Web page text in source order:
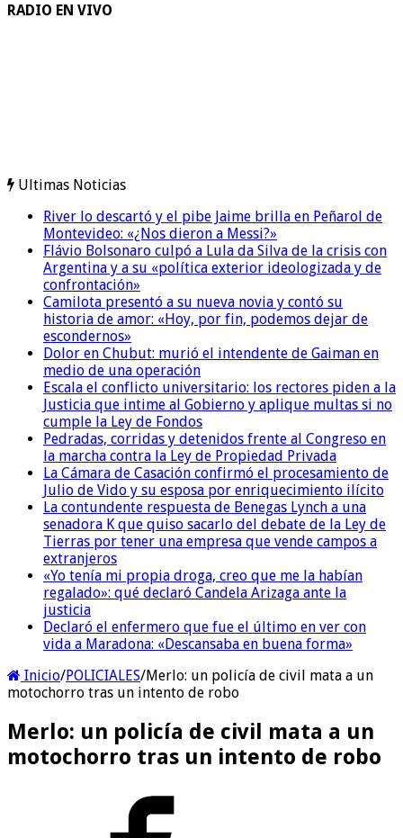
RADIO EN VIVO
Ultimas Noticias
River lo descartó y el pibe Jaime brilla en Peñarol de
Montevideo: «¿Nos dieron a Messi?»
Flávio Bolsonaro culpó a Lula da Silva de la crisis con
Argentina y a su «política exterior ideologizada y de
confrontación»
Camilota presentó a su nueva novia y contó su
historia de amor: «Hoy, por fin, podemos dejar de
escondernos»
Dolor en Chubut: murió el intendente de Gaiman en
medio de una operación
Escala el conflicto universitario: los rectores piden a la
Justicia que intime al Gobierno y aplique multas si no
cumple la Ley de Fondos
Pedradas, corridas y detenidos frente al Congreso en
la marcha contra la Ley de Propiedad Privada
La Cámara de Casación confirmó el procesamiento de
Julio de Vido y su esposa por enriquecimiento ilícito
La contundente respuesta de Benegas Lynch a una
senadora K que quiso sacarlo del debate de la Ley de
Tierras por tener una empresa que vende campos a
extranjeros
«Yo tenía mi propia droga, creo que me la habían
regalado»: qué declaró Candela Arizaga ante la
justicia
Declaró el enfermero que fue el último en ver con
vida a Maradona: «Descansaba en buena forma»
Inicio/POLICIALES/Merlo: un policía de civil mata a un
motochorro tras un intento de robo
Merlo: un policía de civil mata a un
motochorro tras un intento de robo